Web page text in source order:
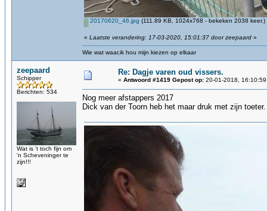
20170620_46.jpg (111.89 KB, 1024x768 - bekeken 2038 keer.)
« Laatste verandering: 17-03-2020, 15:01:37 door zeepaard »
Wie wat waar,ik hou mijn kiezen op elkaar
zeepaard
Schipper
Berichten: 534
Wat is 't toch fijn om
'n Scheveninger te
zijn!!!
Re: Dagje varen oud vissers.
« Antwoord #1419 Gepost op: 20-01-2018,
Nog meer afstappers 2017
Dick van der Toorn heb het maar druk met zijn toeter.